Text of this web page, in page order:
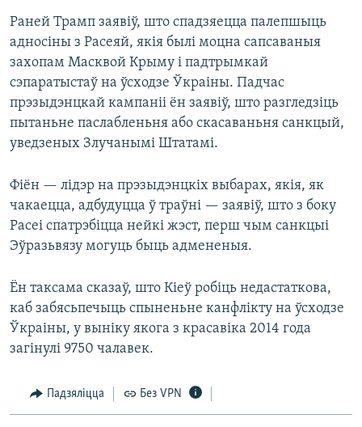
Раней Трамп заявіў, што спадзяецца палепшыць
адносіны з Расеяй, якія былі моцна сапсаваныя
захопам Масквой Крыму і падтрымкай
сэпаратыстаў на ўсходзе Ўкраіны. Падчас
прэзыдэнцкай кампаніі ён заявіў, што разгледзіць
пытаньне паслабленьня або скасаваньня санкцый,
уведзеных Злучанымі Штатамі.
Фіён — лідэр на прэзыдэнцкіх выбарах, якія, як
чакаецца, адбудуцца ў траўні — заявіў, што з боку
Расеі спатрэбіцца нейкі жэст, перш чым санкцыі
Эўразьвязу могуць быць адмененыя.
Ён таксама сказаў, што Кіеў робіць недастаткова,
каб забясьпечыць спыненьне канфлікту на ўсходзе
Ўкраіны, у выніку якога з красавіка 2014 года
загінулі 9750 чалавек.
Падзяліцца Без VPN